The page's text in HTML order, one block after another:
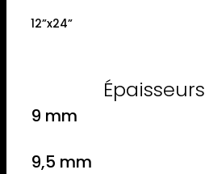
12”x24”
Épaisseurs
9 mm
9,5 mm